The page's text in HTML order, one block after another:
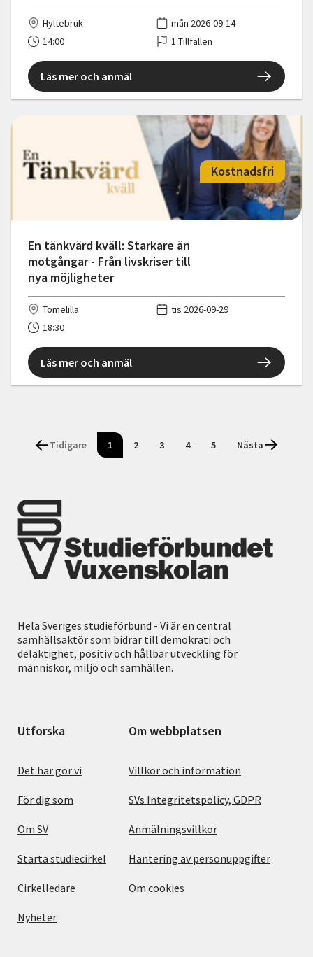
Hyltebruk
mån 2026-09-14
14:00
1 Tillfällen
Läs mer och anmäl
En tänkvärd kväll: Starkare än
motgångar - Från livskriser till
nya möjligheter
Kostnadsfri
Tomelilla
tis 2026-09-29
18:30
Läs mer och anmäl
Tidigare 1 2 3 4 5 Nästa
Hela Sveriges studieförbund - Vi är en central
samhällsaktör som bidrar till demokrati och
delaktighet, positiv och hållbar utveckling för
människor, miljö och samhällen.
Utforska
Det här gör vi
För dig som
Om SV
Starta studiecirkel
Cirkelledare
Nyheter
Om webbplatsen
Villkor och information
SVs Integritetspolicy, GDPR
Anmälningsvillkor
Hantering av personuppgifter
Om cookies